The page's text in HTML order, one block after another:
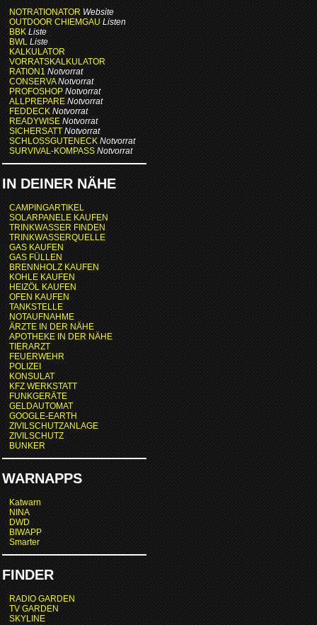
NOTRATIONATOR Website
OUTDOOR CHIEMGAU Listen
BBK Liste
BWL Liste
KALKULATOR
VORRATSKALKULATOR
RATION1 Notvorrat
CONSERVA Notvorrat
PROFOSHOP Notvorrat
ALLPREPARE Notvorrat
FEDDECK Notvorrat
READYWISE Notvorrat
SICHERSATT Notvorrat
SCHLOSSGUTENECK Notvorrat
SURVIVAL-KOMPASS Notvorrat
IN DEINER NÄHE
CAMPINGARTIKEL
SOLARPANELE KAUFEN
TRINKWASSER FINDEN
TRINKWASSERQUELLE
GAS KAUFEN
GAS FÜLLEN
BRENNHOLZ KAUFEN
KOHLE KAUFEN
HEIZÖL KAUFEN
OFEN KAUFEN
TANKSTELLE
NOTAUFNAHME
ÄRZTE IN DER NÄHE
APOTHEKE IN DER NÄHE
TIERARZT
FEUERWEHR
POLIZEI
KONSULAT
KFZ WERKSTATT
FUNKGERÄTE
GELDAUTOMAT
GOOGLE-EARTH
ZIVILSCHUTZANLAGE
ZIVILSCHUTZ
BUNKER
WARNAPPS
Katwarn
NINA
DWD
BIWAPP
Smarter
FINDER
RADIO GARDEN
TV GARDEN
SKYLINE